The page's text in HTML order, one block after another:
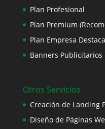
Plan Profesional
Plan Premium
Plan Empresa
Banners Publicitarios
Otros Servicios
Creación de Landing
Diseño de Páginas